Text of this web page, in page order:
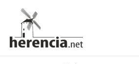
contenido